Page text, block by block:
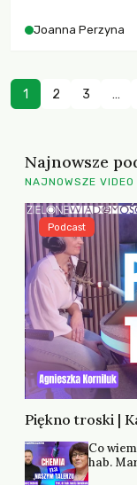
zachodzących
Joanna Perzyna
1 2 3 …
Najnowsze
NAJNOWSZE VIDEO
Piękno troski |
Podcast
Co
hab.